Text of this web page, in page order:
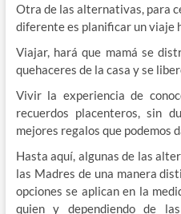
Otra de las alternativas, para
diferente es planificar un viaje
Viajar, hará que mamá se
quehaceres de la casa y se
Vivir la experiencia de
recuerdos placenteros, sin
mejores regalos que podemos
Hasta aquí, algunas de las
las Madres de una manera
opciones se aplican en la
quien y dependiendo de